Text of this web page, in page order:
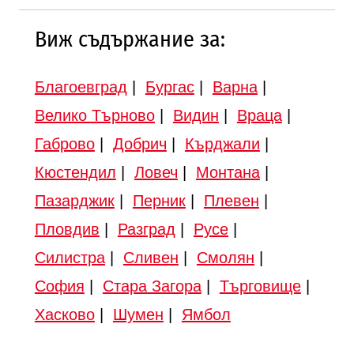
Виж съдържание за:
Благоевград | Бургас| Варна|
Велико Търново| Видин | Враца|
Габрово| Добрич | Кърджали |
Кюстендил | Ловеч | Монтана|
Пазарджик| Перник| Плевен |
Пловдив | Разград | Русе|
Силистра| Сливен | Смолян |
София | Стара Загора| Търговище|
Хасково| Шумен | Ямбол